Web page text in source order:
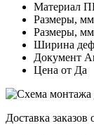
Материал
Размеры,
Размеры,
Ширина
Документ
Цена от Да
Доставка заказов